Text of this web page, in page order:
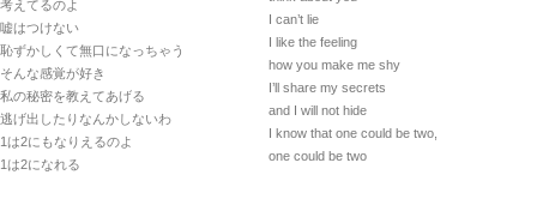
考えてるのよ
嘘はつけない
恥ずかしくて無口になっちゃう
そんな感覚が好き
私の秘密を教えてあげる
逃げ出したりなんかしないわ
1は2にもなりえるのよ
1は2になれる
I can’t lie
I like the feeling
how you make me shy
I’ll share my secrets
and I will not hide
I know that one could be two,
one could be two